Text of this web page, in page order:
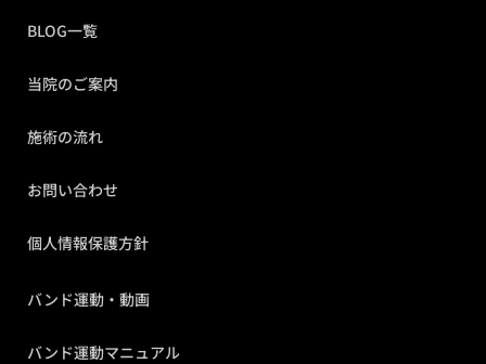
BLOG一覧
当院のご案内
施術の流れ
お問い合わせ
個人情報保護方針
バンド運動・動画
バンド運動マニュアル